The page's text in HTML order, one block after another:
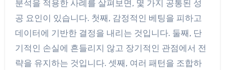
분석을 적용한 사례를 살펴보면, 몇 가지 공통된 성
공 요인이 있습니다. 첫째, 감정적인 베팅을 피하고
데이터에 기반한 결정을 내리는 것입니다. 둘째, 단
기적인 손실에 흔들리지 않고 장기적인 관점에서 전
략을 유지하는 것입니다. 셋째, 여러 패턴을 조합하